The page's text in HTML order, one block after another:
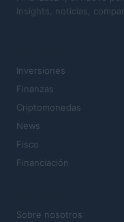
Insights, noticias,
Inversiones
Finanzas
Criptomonedas
News
Fisco
Financiación
Sobre nosotros